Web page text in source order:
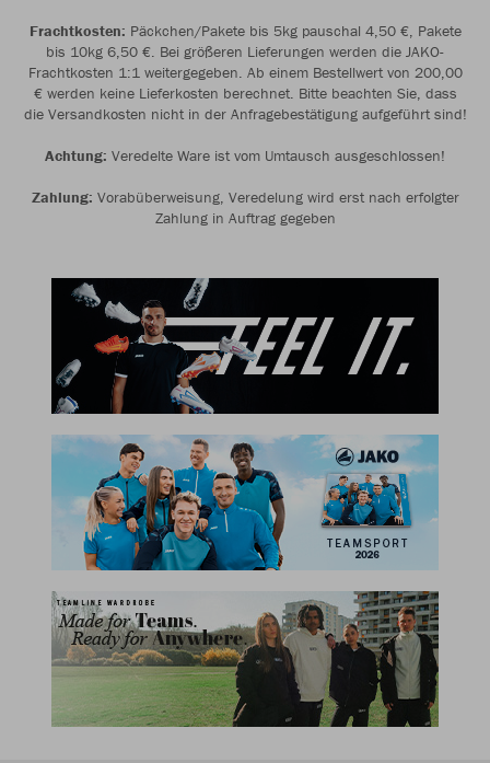
Frachtkosten: Päckchen/Pakete bis 5kg pauschal 4,50 €, Pakete
bis 10kg 6,50 €. Bei größeren Lieferungen werden die JAKO-
Frachtkosten 1:1 weitergegeben. Ab einem Bestellwert von 200,00
€ werden keine Lieferkosten berechnet. Bitte beachten Sie, dass
die Versandkosten nicht in der Anfragebestätigung aufgeführt sind!
Achtung: Veredelte Ware ist vom Umtausch ausgeschlossen!
Zahlung: Vorabüberweisung, Veredelung wird erst nach erfolgter
Zahlung in Auftrag gegeben